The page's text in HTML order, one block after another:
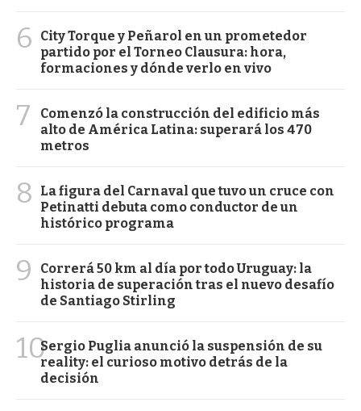
6
City Torque y Peñarol en un prometedor
partido por el Torneo Clausura: hora,
formaciones y dónde verlo en vivo
7
Comenzó la construcción del edificio más
alto de América Latina: superará los 470
metros
8
La figura del Carnaval que tuvo un cruce con
Petinatti debuta como conductor de un
histórico programa
9
Correrá 50 km al día por todo Uruguay: la
historia de superación tras el nuevo desafío
de Santiago Stirling
10Sergio Puglia anunció la suspensión de su
reality: el curioso motivo detrás de la
decisión